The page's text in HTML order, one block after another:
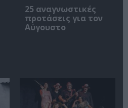
25 αναγνωστικές
προτάσεις για τον
Αύγουστο